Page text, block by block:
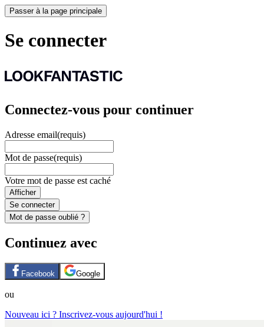
Passer à la page principale
Se connecter
Connectez-vous pour continuer
Adresse email(requis)
Mot de passe(requis)
Votre mot de passe est caché
Afficher
Se connecter
Mot de passe oublié ?
Continuez avec
Facebook Google
ou
Nouveau ici ? Inscrivez-vous aujourd'hui !